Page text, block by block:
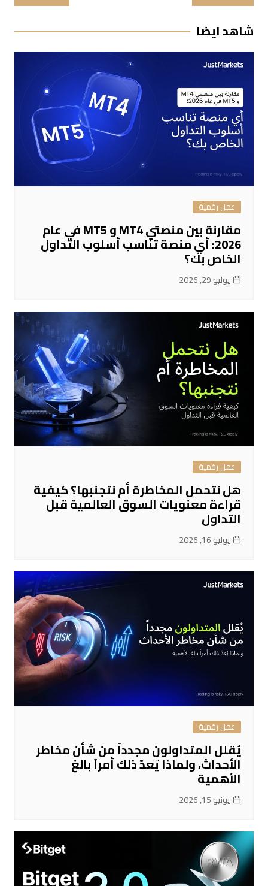
المقالات
شاهد ايضا
عمل رقمية
مقارنة بين منصتي MT4 و MT5 في عام
2026: أي منصة تناسب أسلوب التداول
الخاص بك؟
يوليو 29, 2026
عمل رقمية
هل نتحمل المخاطرة أم نتجنبها؟ كيفية
قراءة معنويات السوق العالمية قبل
التداول
يوليو 16, 2026
عمل رقمية
يُقلل المتداولون مجدداً من شأن مخاطر
الأحداث، ولماذا يُعدّ ذلك أمراً بالغ
الأهمية
يونيو 15, 2026